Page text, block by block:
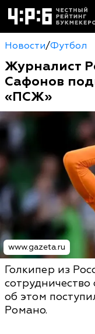
Новости/Футбол
Журналист
Сафонов
«ПСЖ»
www.gazeta.ru
Голкипер из
об этом
Романо.